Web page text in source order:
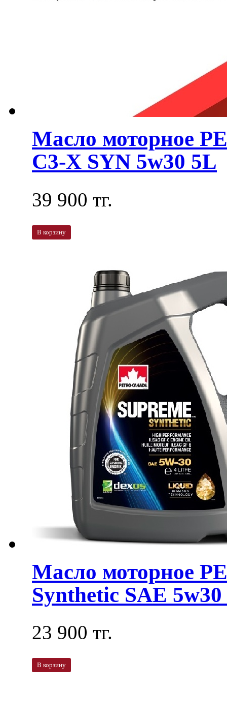
Масло моторное
C3-X SYN 5w30 5L
39 900 тг.
В корзину
Масло моторное
Synthetic SAE
23 900 тг.
В корзину